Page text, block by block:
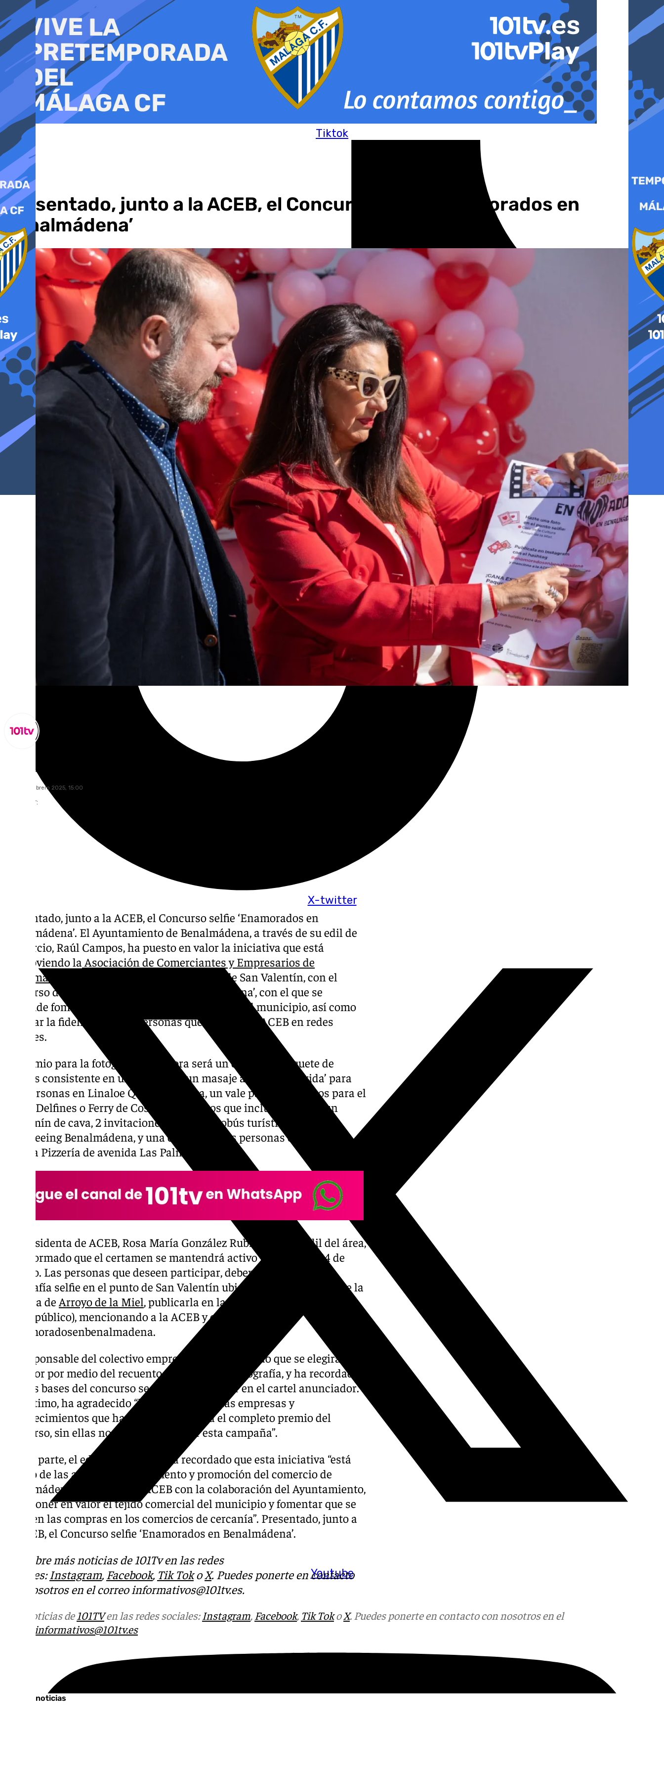
al
contenido
Tiktok
X-twitter
Youtube
Presentado, junto a la ACEB, el Concurso selfie ‘Enamorados en
Benalmádena’
Lynx Devs
viernes, 7 febrero 2025, 15:00
Compartir:
Presentado, junto a la ACEB, el Concurso selfie ‘Enamorados en
Benalmádena’. El Ayuntamiento de Benalmádena, a través de su edil de
Comercio, Raúl Campos, ha puesto en valor la iniciativa que está
promoviendo la Asociación de Comerciantes y Empresarios de
Benalmádena
(ACEB), dentro de la campaña de San Valentín, con el
concurso de selfies ‘Enamorados en Benalmádena’, con el que se
pretende fomentar las compras y el consumo en el municipio, así como
premiar la fidelidad de las personas que siguen a la ACEB en redes
sociales.
El premio para la fotografía ganadora será un completo paquete de
regalos consistente en un bono para un masaje anti estrés ‘Brida’ para
dos personas en Linaloe Quiromasajista, un vale para 2 pasajeros para el
Paseo Delfines o Ferry de Costasol Cruceros que incluye además un
benjamín de cava, 2 invitaciones para el autobús turístico City
Sightseeing Benalmádena, y una cena para dos personas en La Bella
Sophia Pizzería de avenida Las Palmeras.
La presidenta de ACEB, Rosa María González Rubia, junto al edil del área,
ha informado que el certamen se mantendrá activo hasta el día 14 de
febrero. Las personas que deseen participar, deben realizarse una
fotografía selfie en el punto de San Valentín ubicado junto a la Casa de la
Cultura de Arroyo de la Miel, publicarla en la red social Instagram (en
modo público), mencionando a la ACEB y con el hashtag
#enamoradosenbenalmadena.
La responsable del colectivo empresarial ha detallado que se elegirá al
ganador por medio del recuento de likes de su fotografía, y ha recordado
que las bases del concurso se pueden consultar en el cartel anunciador.
Por último, ha agradecido “la aportación de las empresas y
establecimientos que han colaborado para el completo premio del
concurso, sin ellas no se podría realizar esta campaña”.
Por su parte, el edil de Comercio ha recordado que esta iniciativa “está
dentro de las actividades de fomento y promoción del comercio de
Benalmádena que realiza la ACEB con la colaboración del Ayuntamiento,
para poner en valor el tejido comercial del municipio y fomentar que se
realicen las compras en los comercios de cercanía”. Presentado, junto a
la ACEB, el Concurso selfie ‘Enamorados en Benalmádena’.
Descubre más noticias de 101Tv en las redes
sociales: Instagram, Facebook, Tik Toko X. Puedes ponerte en contacto
con nosotros en el correo informativos@101tv.es.
Más noticias de 101TVen las redes sociales: Instagram, Facebook, Tik TokoX. Puedes ponerte en contacto con nosotros en el
informativos@101tv.es
Últimas noticias